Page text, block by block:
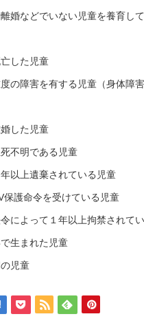
婚などでいない児童を養育し
した児童
の障害を有する児童（身体障
した児童
不明である児童
以上遺棄されている児童
保護命令を受けている児童
によって１年以上拘禁されて
生まれた児童
児童